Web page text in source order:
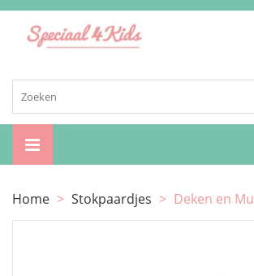
Home > Stokpaardjes > Deken en